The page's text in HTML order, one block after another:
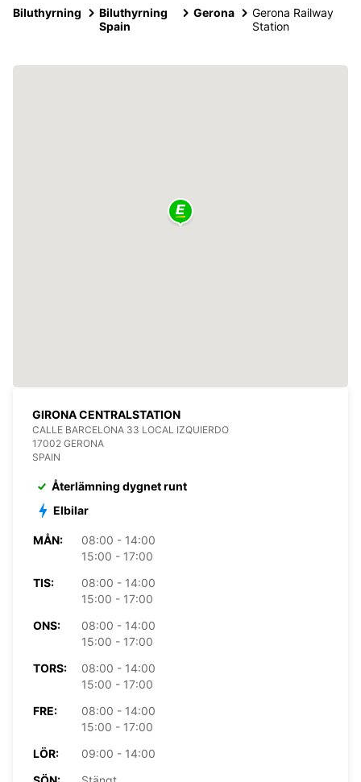
Biluthyrning
Biluthyrning
Spain
Gerona
Gerona Railway
Station
GIRONA CENTRALSTATION
CALLE BARCELONA 33 LOCAL IZQUIERDO
17002 GERONA
SPAIN
Återlämning dygnet runt
Elbilar
MÅN:
08:00 - 14:00
15:00 - 17:00
TIS:
08:00 - 14:00
15:00 - 17:00
ONS:
08:00 - 14:00
15:00 - 17:00
TORS:
08:00 - 14:00
15:00 - 17:00
FRE:
08:00 - 14:00
15:00 - 17:00
LÖR:
09:00 - 14:00